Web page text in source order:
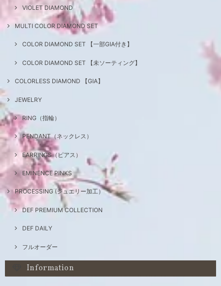
VIOLET DIAMOND
MULTI COLOR DIAMOND SET
COLOR DIAMOND SET 【一部GIA付き】
COLOR DIAMOND SET 【未ソーティング】
COLORLESS DIAMOND 【GIA】
JEWELRY
RING（指輪）
PENDANT（ネックレス）
EARRINGS（ピアス）
EMINENCE PINKS
PROCESSING (ジュエリー加工）
DEF PREMIUM COLLECTION
DEF DAILY
フルオーダー
Information